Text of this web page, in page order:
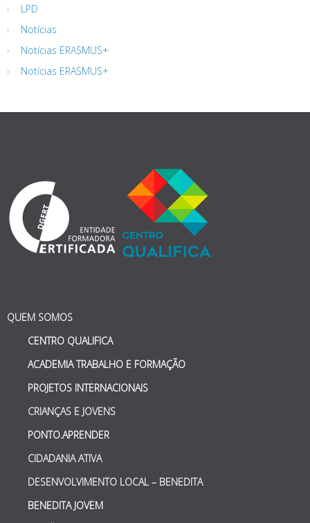
LPD
Notícias
Notícias ERASMUS+
Notícias ERASMUS+
QUEM SOMOS
CENTRO QUALIFICA
ACADEMIA TRABALHO E FORMAÇÃO
PROJETOS INTERNACIONAIS
CRIANÇAS E JOVENS
PONTO.APRENDER
CIDADANIA ATIVA
DESENVOLVIMENTO LOCAL – BENEDITA
BENEDITA JOVEM